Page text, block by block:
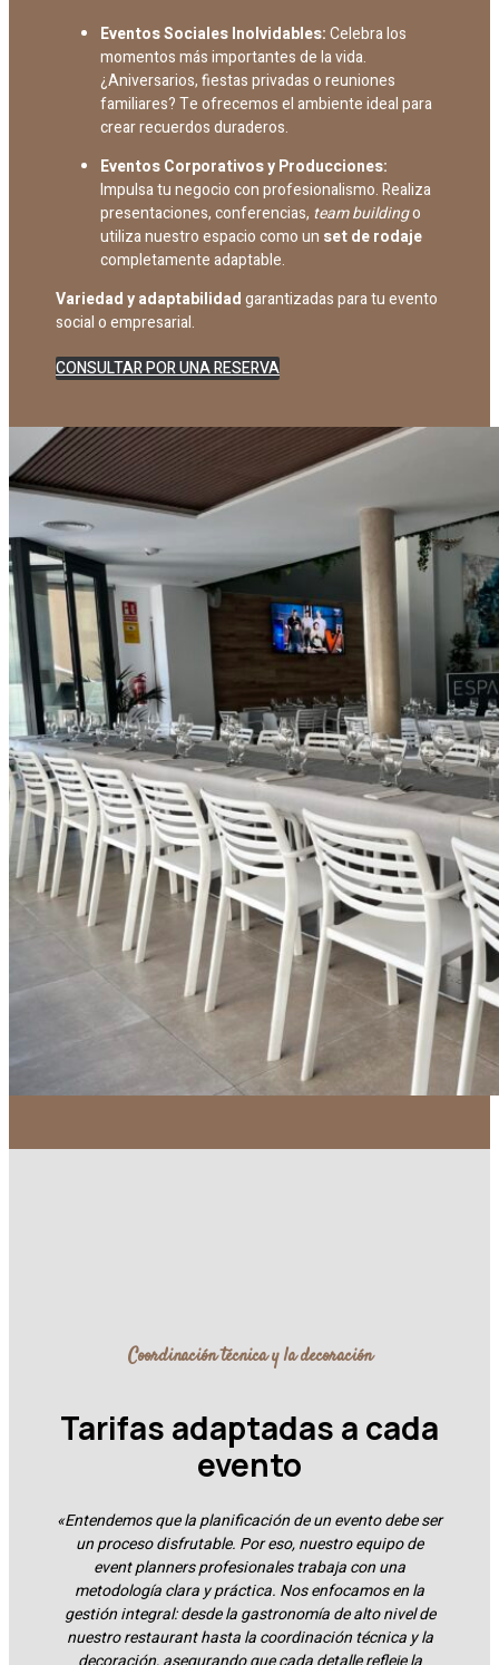
Eventos Sociales Inolvidables:Celebra los
momentos más importantes de la vida.
¿Aniversarios, fiestas privadas o reuniones
familiares? Te ofrecemos el ambiente ideal para
crear recuerdos duraderos.
Eventos Corporativos y Producciones:
Impulsa tu negocio con profesionalismo. Realiza
presentaciones, conferencias, team buildingo
utiliza nuestro espacio como un set de rodaje
completamente adaptable.
Variedad y adaptabilidadgarantizadas para tu evento
social o empresarial.
CONSULTAR POR UNA RESERVA
Coordinación técnica y la decoración
Tarifas adaptadas a cada
evento
«Entendemos que la planificación de un evento debe ser
un proceso disfrutable. Por eso, nuestro equipo de
event planners profesionales trabaja con una
metodología clara y práctica. Nos enfocamos en la
gestión integral: desde la gastronomía de alto nivel de
nuestro restaurant hasta la coordinación técnica y la